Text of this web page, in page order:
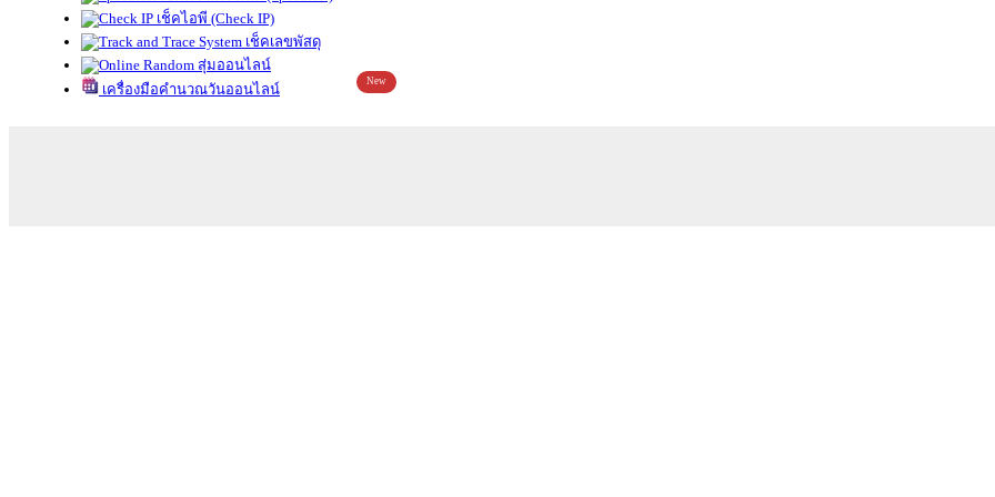
เช็คไอพี (Check IP)
เช็คเลขพัสดุ
สุ่มออนไลน์
เครื่องมือคำนวณวันออนไลน์
New